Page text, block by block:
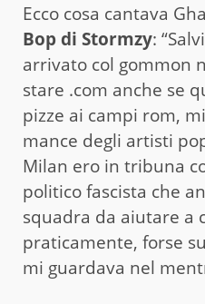
Ecco cosa cantava
Bop di Stormzy:
arrivato col gommon
stare .com anche se
pizze ai campi rom,
mance degli artisti
Milan ero in tribuna
politico fascista che
squadra da aiutare a
praticamente, forse
mi guardava nel